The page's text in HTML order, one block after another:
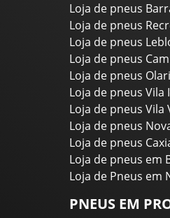
Loja de pneus
Loja de pneus
Loja de pneus
Loja de pneus
Loja de pneus
Loja de pneus Vila
Loja de pneus Vila
Loja de pneus
Loja de pneus
Loja de pneus em
Loja de Pneus em
PNEUS EM